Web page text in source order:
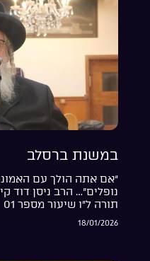
במשנת ברסלב
“אם אתה הולך עם
נופלים”… הרב ניסן דוד
תורה ל”ו שיעור מספר 01
18/01/2026